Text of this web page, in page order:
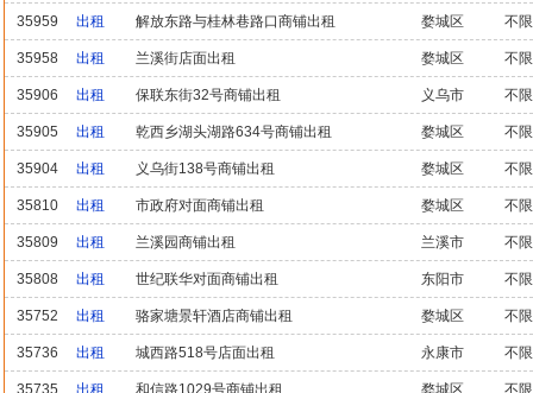
35959 出租 解放东路与桂林巷路口商铺出租 婺城区 不限
35958 出租 兰溪街店面出租 婺城区 不限
35906 出租 保联东街32号商铺出租 义乌市 不限
35905 出租 乾西乡湖头湖路634号商铺出租 婺城区 不限
35904 出租 义乌街138号商铺出租 婺城区 不限
35810 出租 市政府对面商铺出租 婺城区 不限
35809 出租 兰溪园商铺出租 兰溪市 不限
35808 出租 世纪联华对面商铺出租 东阳市 不限
35752 出租 骆家塘景轩酒店商铺出租 婺城区 不限
35736 出租 城西路518号店面出租 永康市 不限
35735 出租 和信路1029号商铺出租 婺城区 不限